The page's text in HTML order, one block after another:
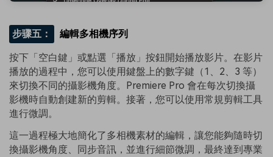
步骤五： 編輯多相機序列
按下「空白鍵」或點選「播放」按鈕開始播放影片。在影片
播放的過程中，您可以使用鍵盤上的數字鍵（1、2、3 等）
來切換不同的攝影機角度。Premiere Pro 會在每次切換攝
影機時自動創建新的剪輯。接著，您可以使用常規剪輯工具
進行微調。
這一過程極大地簡化了多相機素材的編輯，讓您能夠隨時切
換攝影機角度、同步音訊，並進行細節微調，最終達到專業